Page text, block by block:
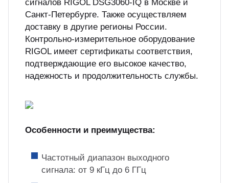
сигналов RIGOL DSG3060-IQ в Москве и
Санкт-Петербурге. Также осуществляем
доставку в другие регионы России.
Контрольно-измерительное оборудование
RIGOL имеет сертификаты соответствия,
подтверждающие его высокое качество,
надежность и продолжительность службы.
Особенности и преимущества:
Частотный диапазон выходного
сигнала: от 9 кГц до 6 ГГц